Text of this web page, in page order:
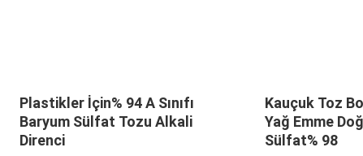
Plastikler İçin% 94 A Sınıfı
Baryum Sülfat Tozu Alkali
Direnci
Kauçuk Toz
Yağ Emme
Sülfat% 98